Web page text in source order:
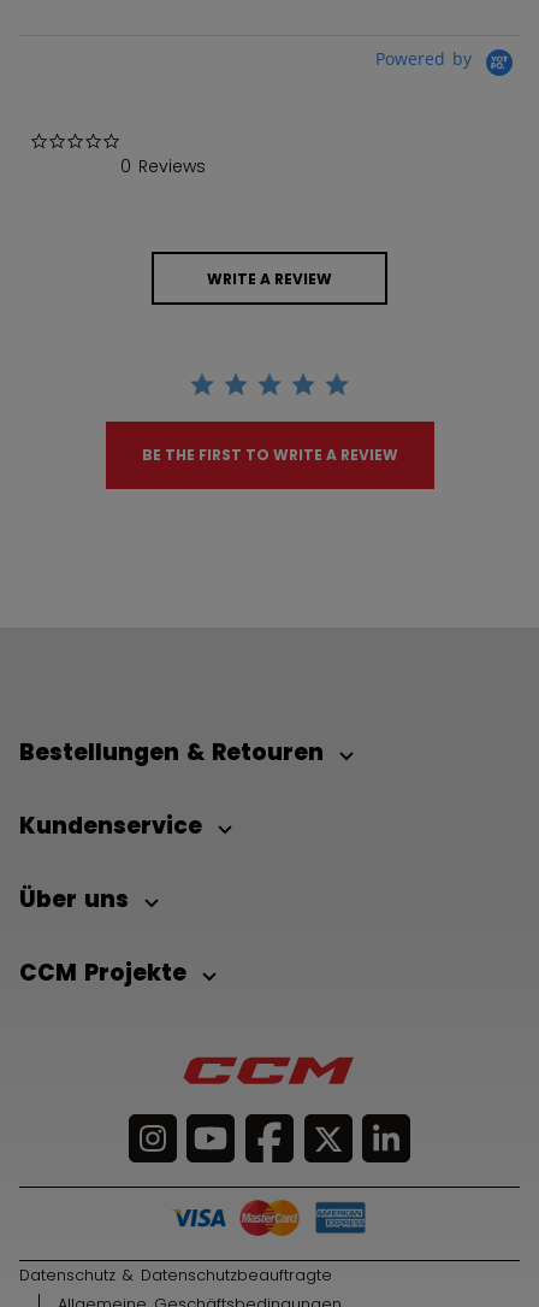
Powered by
0 Reviews
WRITE A REVIEW
BE THE FIRST TO WRITE A REVIEW
Bestellungen & Retouren
Kundenservice
Über uns
CCM Projekte
Datenschutz & Datenschutzbeauftragte